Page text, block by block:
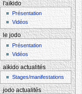
l'aïkido
Présentation
Vidéos
le jodo
Présentation
Vidéos
aïkido actualités
Stages/manifestations
jodo actualités